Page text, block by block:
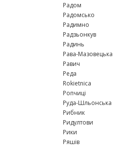
Радом
Радомсько
Радимно
Радзьонкув
Радинь
Рава-Мазовецька
Равич
Реда
Rokietnica
Ропчиці
Руда-Шльонська
Рибник
Ридултови
Рики
Ряшів